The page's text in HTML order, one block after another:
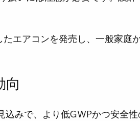
エアコンを発売し、一般家庭
向
込みで、より低GWPかつ安全